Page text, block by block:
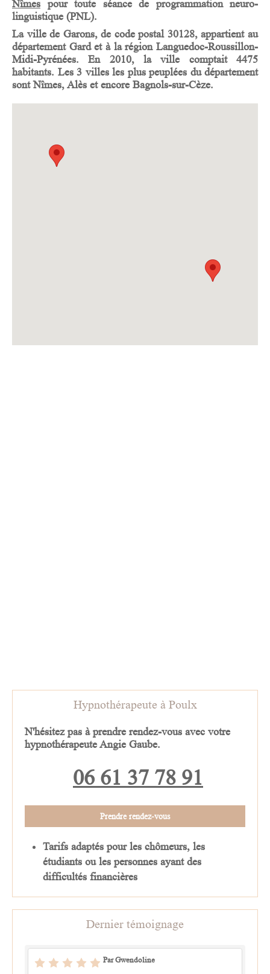
Nîmes pour toute séance de programmation neuro-
linguistique (PNL).
La ville de Garons, de code postal 30128, appartient au
département Gardet à la régionLanguedoc-Roussillon-
Midi-Pyrénées. En 2010, la ville comptait 4475
habitants. Les 3 villes les plus peuplées du département
sont Nîmes, Alès et encore Bagnols-sur-Cèze.
Hypnothérapeute à Poulx
N'hésitez pas à prendre rendez-vous avec votre
hypnothérapeute Angie Gaube.
06 61 37 78 91
Prendre rendez-vous
Tarifs adaptés pour les chômeurs, les
étudiants ou les personnes ayant des
difficultés financières
Dernier témoignage
Par Gwendoline